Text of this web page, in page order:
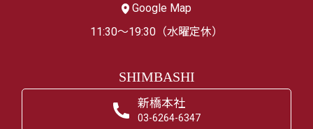
Google Map
11:30～19:30（水曜定休）
SHIMBASHI
新橋本社
03-6264-6347